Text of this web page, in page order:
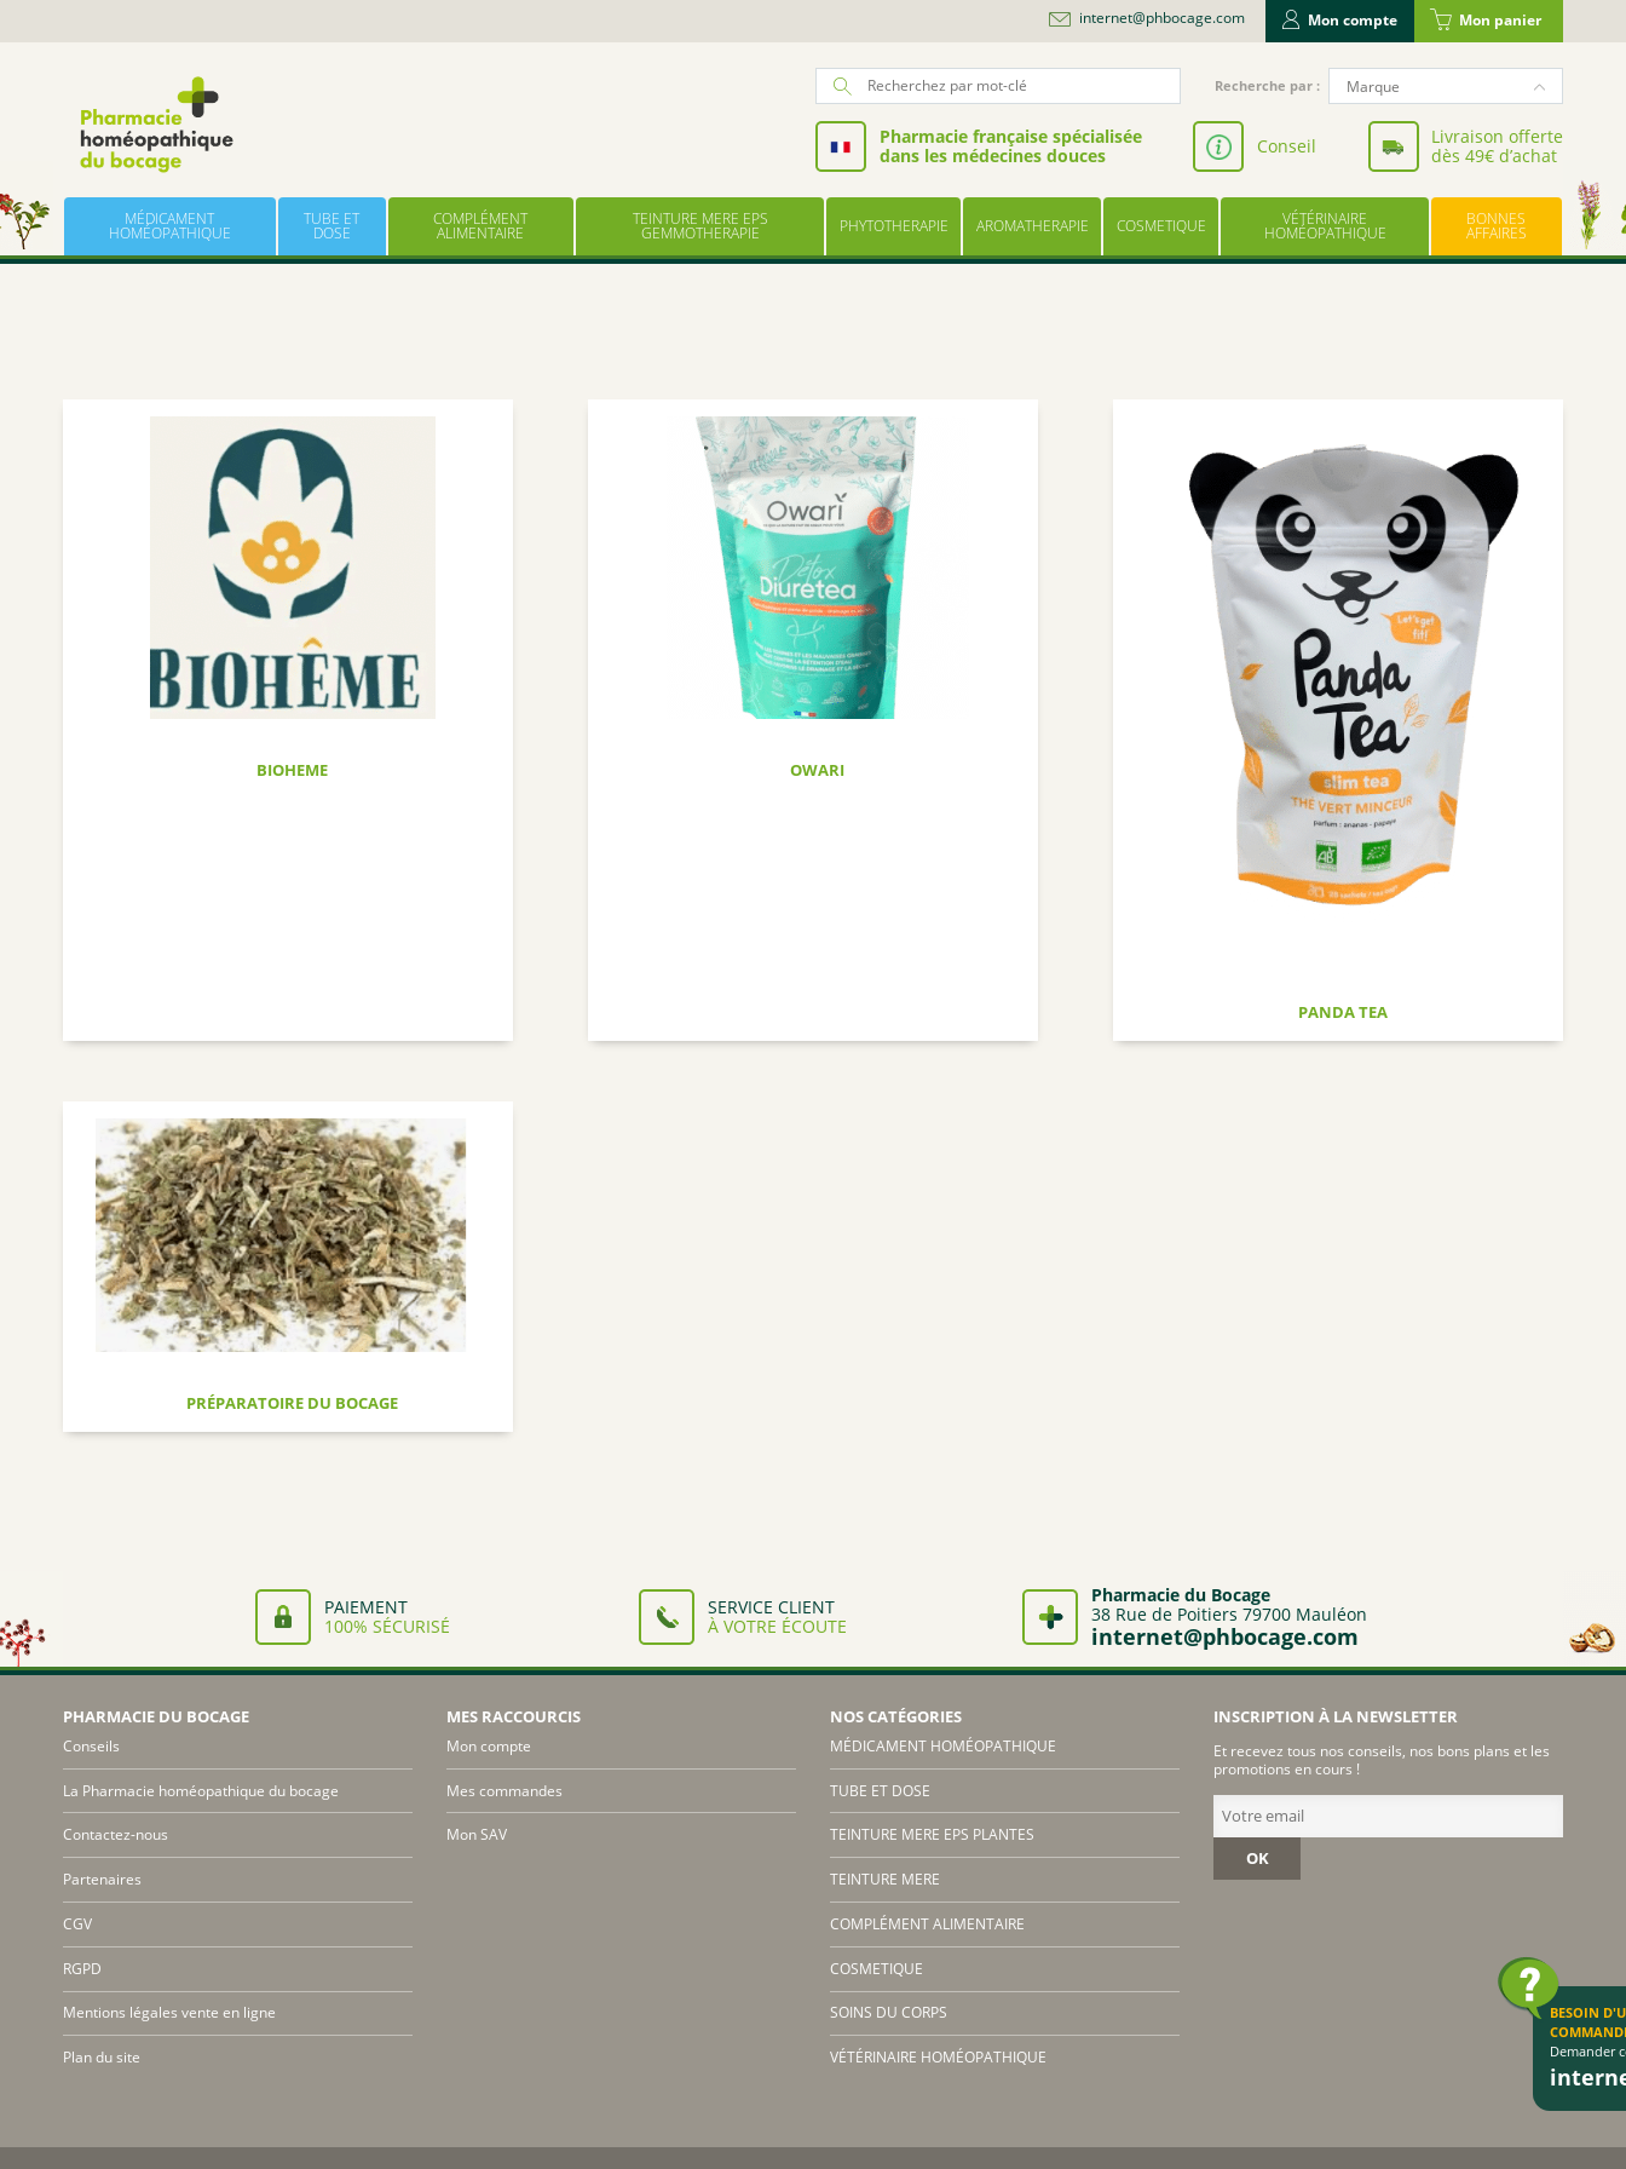
internet@phbocage.com Mon compte Mon panier
Recherche
pour
Recherche par : Marque
NUTERGIA
VALBIOTIS
BODYGUARD
LABORATOIRE LESCUYER
OWARI
BAYER
LES TROIS CHÊNES
ROTTAPHARM
RICHELET
NUUDE
SUPERDIET
PIERRE FABRE MÉDICAMENT
ORAL B
GESTARELLE
DENSMORE
IBSA GENEVRIER
LLR-G5
SANTAROME
NAT & FORM
VYNDEO
HAUT SEGALA
PRANAROM
Pharmacie française spécialisée
dans les médecines douces
Conseil
Livraison offerte
dès 49€ d’achat
Skip to content
MÉDICAMENT
HOMÉOPATHIQUE
TUBE ET
DOSE
COMPLÉMENT
ALIMENTAIRE
TEINTURE MERE EPS
GEMMOTHERAPIE PHYTOTHERAPIE AROMATHERAPIE COSMETIQUE VÉTÉRINAIRE
HOMÉOPATHIQUE
BONNES
AFFAIRES
BIOHEME OWARI
PANDA TEA
PRÉPARATOIRE DU BOCAGE
PAIEMENT
100% SÉCURISÉ
SERVICE CLIENT
À VOTRE ÉCOUTE
Pharmacie du Bocage
38 Rue de Poitiers 79700 Mauléon
internet@phbocage.com
PHARMACIE DU BOCAGE
Conseils
La Pharmacie homéopathique du bocage
Contactez-nous
Partenaires
CGV
RGPD
Mentions légales vente en ligne
Plan du site
MES RACCOURCIS
Mon compte
Mes commandes
Mon SAV
NOS CATÉGORIES
MÉDICAMENT HOMÉOPATHIQUE
TUBE ET DOSE
TEINTURE MERE EPS PLANTES
TEINTURE MERE
COMPLÉMENT ALIMENTAIRE
COSMETIQUE
SOINS DU CORPS
VÉTÉRINAIRE HOMÉOPATHIQUE
INSCRIPTION À LA NEWSLETTER
Et recevez tous nos conseils, nos bons plans et les
promotions en cours !
OK
BESOIN
Demander